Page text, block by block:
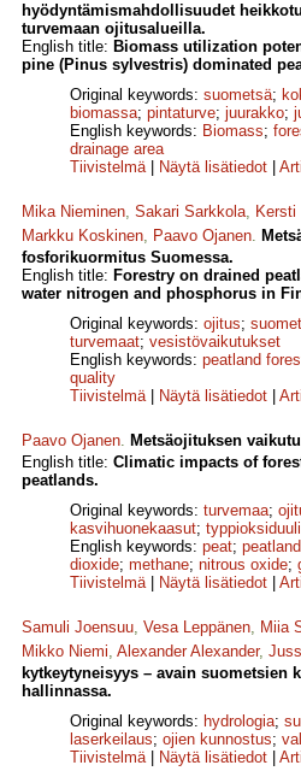
hyödyntämismahdollisuudet
turvemaan ojitusalueilla.
English title: Biomass utilization
pine (Pinus sylvestris) dominated
Original keywords: suometsä;
biomassa; pintaturve; juurakko;
English keywords: Biomass;
drainage area
Tiivistelmä| Näytä lisätiedot
Mika Nieminen, Sakari Sarkkola, Kersti
Markku Koskinen, Paavo Ojanen.
fosforikuormitus Suomessa.
English title: Forestry on drained
water nitrogen and phosphorus in
Original keywords: ojitus;
turvemaat; vesistövaikutukset
English keywords: peatland
quality
Tiivistelmä| Näytä lisätiedot
Paavo Ojanen. Metsäojituksen
English title: Climatic impacts of
peatlands.
Original keywords: turvemaa;
kasvihuonekaasut; typpioksiduuli
English keywords: peat;
dioxide; methane; nitrous oxide;
Tiivistelmä| Näytä lisätiedot
Samuli Joensuu, Vesa Leppänen, Miia
Mikko Niemi, Alexander Alexander,
kytkeytyneisyys – avain suometsien
hallinnassa.
Original keywords: hydrologia;
laserkeilaus; ojien kunnostus;
Tiivistelmä| Näytä lisätiedot